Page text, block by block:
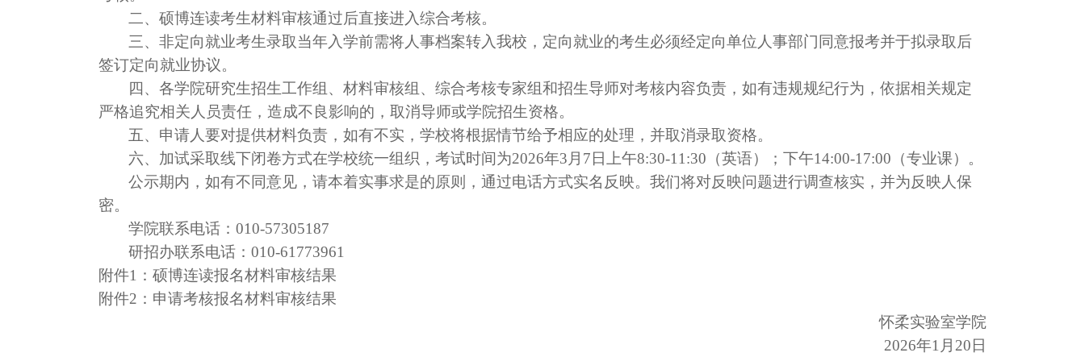
二、硕博连读考生材料审核通过后直接进入综合考核。
三、非定向就业考生录取当年入学前需将人事档案转入我校，定向就业的考生必须经定向单位人事部门同意报考并于拟录取后
签订定向就业协议。
四、各学院研究生招生工作组、材料审核组、综合考核专家组和招生导师对考核内容负责，如有违规规纪行为，依据相关规定
严格追究相关人员责任，造成不良影响的，取消导师或学院招生资格。
五、申请人要对提供材料负责，如有不实，学校将根据情节给予相应的处理，并取消录取资格。
六、加试采取线下闭卷方式在学校统一组织，考试时间为2026年3月7日上午8:30-11:30（英语）；下午14:00-17:00（专业课）。
公示期内，如有不同意见，请本着实事求是的原则，通过电话方式实名反映。我们将对反映问题进行调查核实，并为反映人保
密。
学院联系电话：010-57305187
研招办联系电话：010-61773961
附件1：硕博连读报名材料审核结果
附件2：申请考核报名材料审核结果
怀柔实验室学院
2026年1月20日